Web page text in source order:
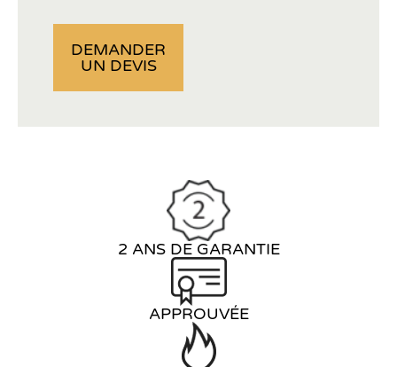
DEMANDER
UN DEVIS
2 ANS DE GARANTIE
APPROUVÉE